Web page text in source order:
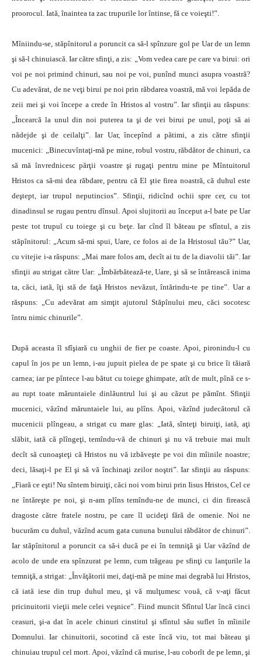
proorocul. Iată, înaintea ta zac trupurile lor întinse, fă ce voieşti!”.
Mîniindu-se, stăpînitorul a poruncit ca să-l spînzure gol pe Uar de un lemn
şi să-l chinuiască. Iar către sfinţi, a zis: „Vom vedea care pe care va birui: ori
voi pe noi primind chinuri, sau noi pe voi, punînd munci asupra voastră?
Cu adevărat, de ne veţi birui pe noi prin răbdarea voastră, mă voi lepăda de
zeii mei şi voi începe a crede în Hristos al vostru”. Iar sfinţii au răspuns:
„Încearcă la unul din noi puterea ta şi de vei birui pe unul, poţi să ai
nădejde şi de ceilalţi”. Iar Uar, începînd a pătimi, a zis către sfinţii
mucenici: „Binecuvîntaţi-mă pe mine, robul vostru, răbdător de chinuri, ca
să mă învrednicesc părţii voastre şi rugaţi pentru mine pe Mîntuitorul
Hristos ca să-mi dea răbdare, pentru că El ştie firea noastră, că duhul este
deştept, iar trupul neputincios”. Sfinţii, ridicînd ochii spre cer, cu tot
dinadinsul se rugau pentru dînsul. Apoi slujitorii au început a-l bate pe Uar
peste tot trupul cu toiege şi cu beţe. Iar cînd îl băteau pe sfîntul, a zis
stăpînitorul: „Acum să-mi spui, Uare, ce folos ai de la Hristosul tău?” Uar,
cu vitejie i-a răspuns: „Mai mare folos am, decît ai tu de la diavolii tăi”. Iar
sfinţii au strigat către Uar: „Îmbărbătează-te, Uare, şi să se întărească inima
ta, căci, iată, îţi stă de faţă Hristos nevăzut, întărindu-te pe tine”. Uar a
răspuns: „Cu adevărat am simţit ajutorul Stăpînului meu, căci socotesc
întru nimic chinurile”.
După aceasta îl sfîşiară cu unghii de fier pe coaste. Apoi, pironindu-l cu
capul în jos pe un lemn, i-au jupuit pielea de pe spate şi cu brice îi tăiară
carnea; iar pe pîntece l-au bătut cu toiege ghimpate, atît de mult, pînă ce s-
au rupt toate măruntaiele dinlăuntrul lui şi au căzut pe pămînt. Sfinţii
mucenici, văzînd măruntaiele lui, au plîns. Apoi, văzînd judecătorul că
mucenicii plîngeau, a strigat cu mare glas: „Iată, sînteţi biruiţi, iată, aţi
slăbit, iată că plîngeţi, temîndu-vă de chinuri şi nu vă trebuie mai mult
decît să cunoaşteţi că Hristos nu vă izbăveşte pe voi din mîinile noastre;
deci, lăsaţi-l pe El şi să vă închinaţi zeilor noştri”. Iar sfinţii au răspuns:
„Fiară ce eşti! Nu sîntem biruiţi, căci noi vom birui prin Iisus Hristos, Cel ce
ne întăreşte pe noi, şi n-am plîns temîndu-ne de munci, ci din firească
dragoste către fratele nostru, pe care îl ucideţi fără de omenie. Noi ne
bucurăm cu duhul, văzînd acum gata cununa bunului răbdător de chinuri”.
Iar stăpînitorul a poruncit ca să-i ducă pe ei în temniţă şi Uar văzînd de
acolo de unde era spînzurat pe lemn, cum trăgeau pe sfinţi cu lanţurile la
temniţă, a strigat: „Învăţătorii mei, daţi-mă pe mine mai degrabă lui Hristos,
că iată iese din trup duhul meu, şi vă mulţumesc vouă, că v-aţi făcut
pricinuitorii vieţii mele celei veşnice”. Fiind muncit Sfîntul Uar încă cinci
ceasuri, şi-a dat în acele chinuri cinstitul şi sfîntul său suflet în mîinile
Domnului. Iar chinuitorii, socotind că este încă viu, tot mai băteau şi
chinuiau trupul cel mort. Apoi, văzînd că murise, l-au coborît de pe lemn, şi